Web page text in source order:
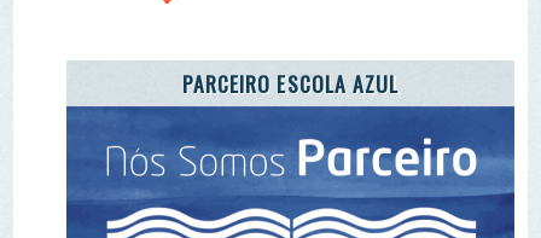
REGISTO DE ENTIDADES E EQUIPAMENTOS DE
EA